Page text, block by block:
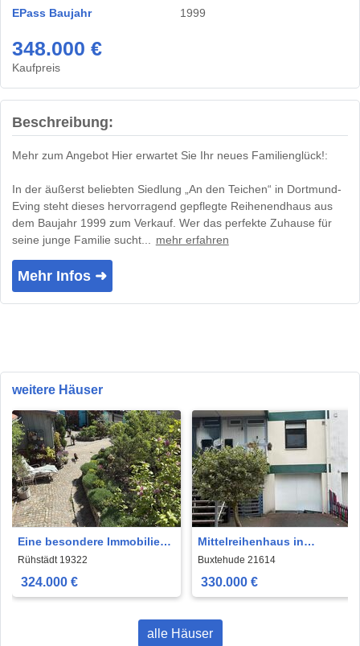
EPass Baujahr
1999
348.000 €
Kaufpreis
Beschreibung:
Mehr zum Angebot Hier erwartet Sie Ihr neues Familienglück!:
In der äußerst beliebten Siedlung „An den Teichen“ in Dortmund-
Eving steht dieses hervorragend gepflegte Reihenendhaus aus
dem Baujahr 1999 zum Verkauf. Wer das perfekte Zuhause für
seine junge Familie sucht...
mehr erfahren
Mehr Infos ➜
weitere Häuser
Eine besondere Immobilie
für besondere Menschen
Rühstädt 19322
324.000 €
Mittelreihenhaus in
zentraler Lage .
Buxtehude 21614
330.000 €
alle Häuser